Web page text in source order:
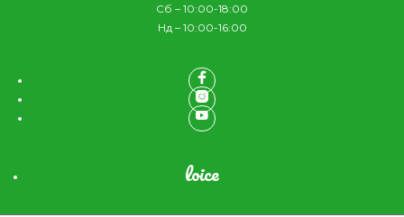
Сб – 10:00-18:00
Нд – 10:00-16:00
loice